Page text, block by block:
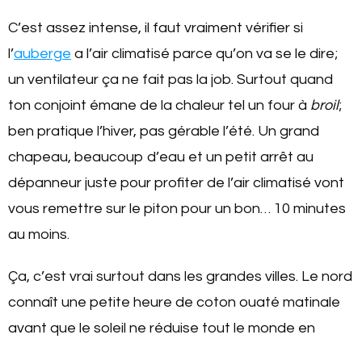
C’est assez intense, il faut vraiment vérifier si
l’auberge a l’air climatisé parce qu’on va se le dire;
un ventilateur ça ne fait pas la job. Surtout quand
ton conjoint émane de la chaleur tel un four à broil;
ben pratique l’hiver, pas gérable l’été. Un grand
chapeau, beaucoup d’eau et un petit arrêt au
dépanneur juste pour profiter de l’air climatisé vont
vous remettre sur le piton pour un bon… 10 minutes
au moins.
Ça, c’est vrai surtout dans les grandes villes. Le nord
connaît une petite heure de coton ouaté matinale
avant que le soleil ne réduise tout le monde en